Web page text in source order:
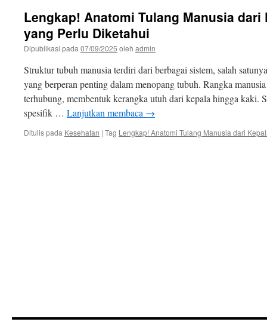
Lengkap! Anatomi Tulang Manusia dari
yang Perlu Diketahui
Dipublikasi pada 07/09/2025 oleh admin
Struktur tubuh manusia terdiri dari berbagai sistem, salah
yang berperan penting dalam menopang tubuh. Rangka
terhubung, membentuk kerangka utuh dari kepala hingga kaki.
spesifik … Lanjutkan membaca →
Ditulis pada Kesehatan | Tag Lengkap! Anatomi Tulang Manusia dari